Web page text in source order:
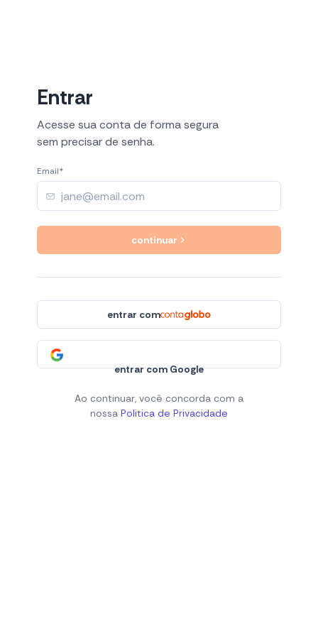
Entrar
Acesse sua conta de forma segura
sem precisar de senha.
Email*
continuar
entrar com
entrar com Google
Ao continuar, você concorda com a
nossa Politica de Privacidade